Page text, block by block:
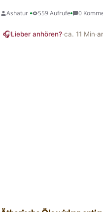
Ashatur 559 Aufrufe 0
🎧Lieber anhören?·ca.11 Min·